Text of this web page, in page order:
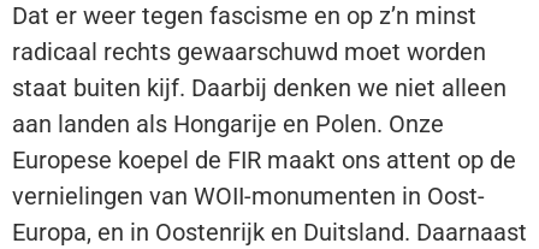
Dat er weer tegen fascisme en op z’n minst
radicaal rechts gewaarschuwd moet worden
staat buiten kijf. Daarbij denken we niet alleen
aan landen als Hongarije en Polen. Onze
Europese koepel de FIR maakt ons attent op de
vernielingen van WOII-monumenten in Oost-
Europa, en in Oostenrijk en Duitsland. Daarnaast